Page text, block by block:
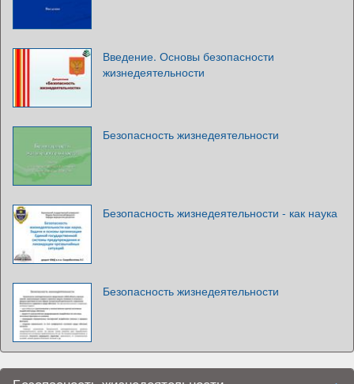
Введение. Основы безопасности
жизнедеятельности
Безопасность жизнедеятельности
Безопасность жизнедеятельности - как наука
Безопасность жизнедеятельности